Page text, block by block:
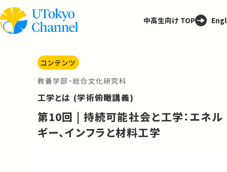
中高生向け TOP
コンテンツ
教養学部・総合文化研究科
工学とは (学術俯瞰講義)
第10回 | 持続可能社会と工学：エネル
ギー、インフラと材料工学